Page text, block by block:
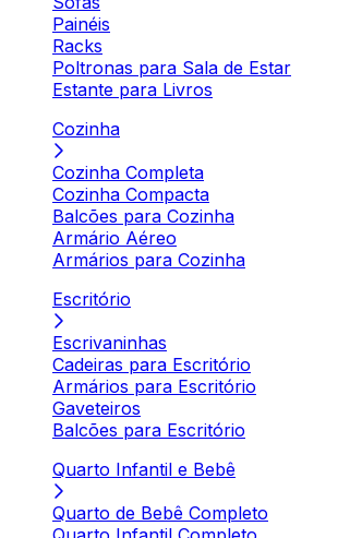
Painéis
Racks
Poltronas para Sala de Estar
Estante para Livros
Cozinha
Cozinha Completa
Cozinha Compacta
Balcões para Cozinha
Armário Aéreo
Armários para Cozinha
Escritório
Escrivaninhas
Cadeiras para Escritório
Armários para Escritório
Gaveteiros
Balcões para Escritório
Quarto Infantil e Bebê
Quarto de Bebê Completo